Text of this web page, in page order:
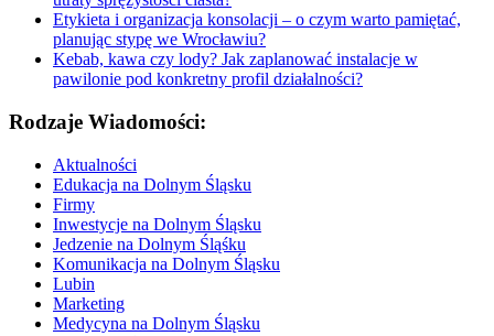
Etykieta i organizacja konsolacji – o czym warto pamiętać,
planując stypę we Wrocławiu?
Kebab, kawa czy lody? Jak zaplanować instalacje w
pawilonie pod konkretny profil działalności?
Rodzaje Wiadomości:
Aktualności
Edukacja na Dolnym Śląsku
Firmy
Inwestycje na Dolnym Śląsku
Jedzenie na Dolnym Śląśku
Komunikacja na Dolnym Śląsku
Lubin
Marketing
Medycyna na Dolnym Śląsku